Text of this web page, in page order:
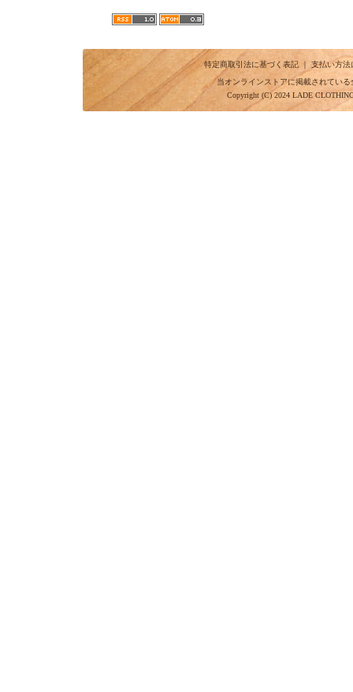
特定商取引法に基づく表記｜ 支払い方法
当オンラインストアに掲載されてい
Copyright (C) 2024 LADE